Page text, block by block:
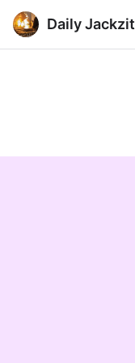
Daily Jackzit